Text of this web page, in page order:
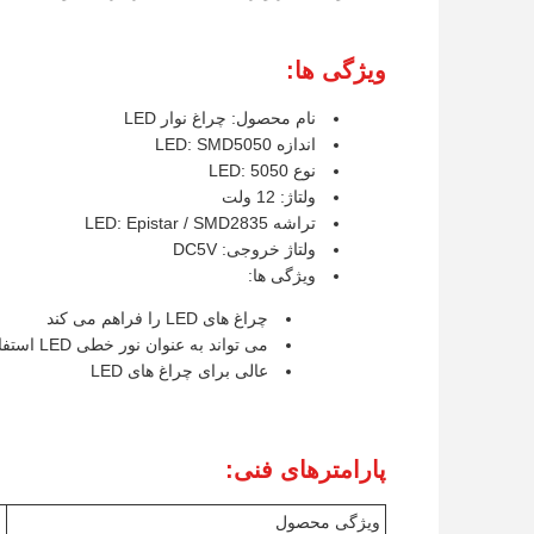
ویژگی ها:
نام محصول: چراغ نوار LED
اندازه LED: SMD5050
نوع LED: 5050
ولتاژ: 12 ولت
تراشه LED: Epistar / SMD2835
ولتاژ خروجی: DC5V
ویژگی ها:
چراغ های LED را فراهم می کند
می تواند به عنوان نور خطی LED استفاده شود
عالی برای چراغ های LED
پارامترهای فنی:
ویژگی محصول